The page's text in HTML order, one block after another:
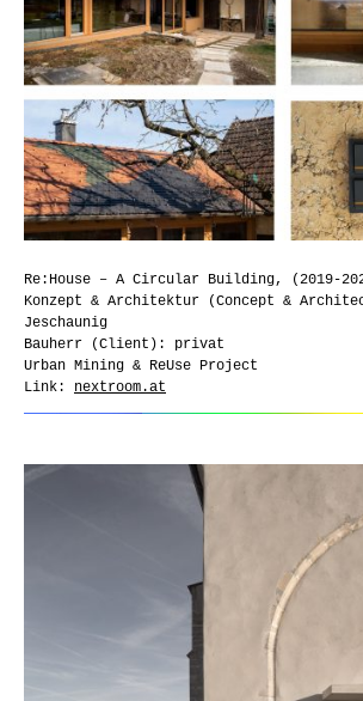
Re:House – A Circular Building, (2019-
Konzept & Architektur (Concept &
Jeschaunig
Bauherr (Client): privat
Urban Mining & ReUse Project
Link: nextroom.at